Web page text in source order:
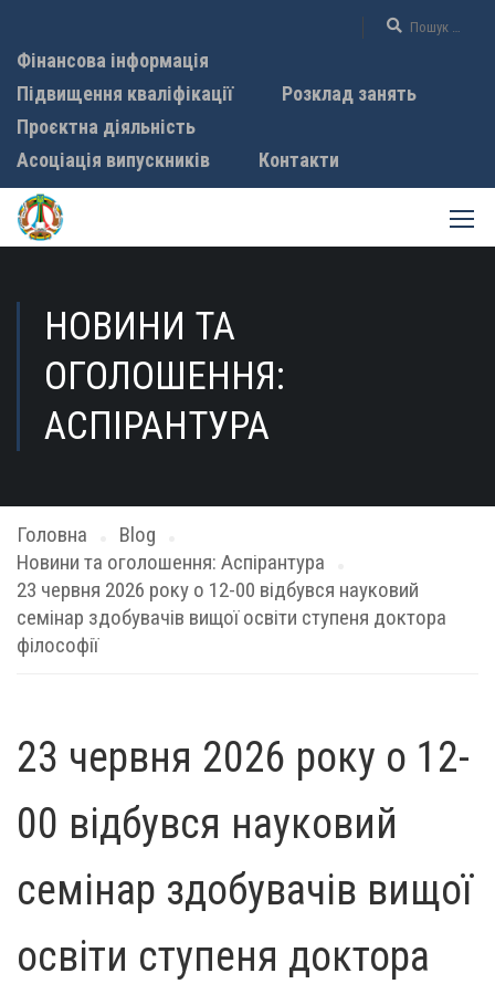
Фінансова інформація
Підвищення кваліфікації
Розклад занять
Проєктна діяльність
Асоціація випускників
Контакти
НОВИНИ ТА
ОГОЛОШЕННЯ:
АСПІРАНТУРА
Головна
Blog
Новини та оголошення: Аспірантура
23 червня 2026 року о 12-00 відбувся науковий
семінар здобувачів вищої освіти ступеня доктора
філософії
23 червня 2026 року о 12-
00 відбувся науковий
семінар здобувачів вищої
освіти ступеня доктора